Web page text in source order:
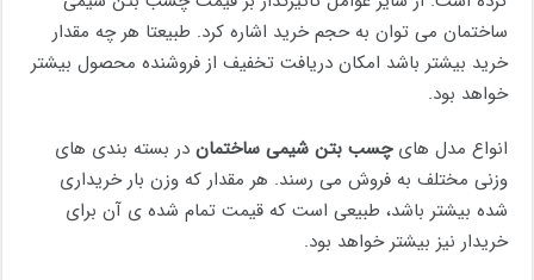
ساختمان می توان به حجم خرید اشاره کرد. طبیعتا هر چه مقدار
خرید بیشتر باشد امکان دریافت تخفیف از فروشنده محصول بیشتر
خواهد بود.
انواع مدل هایچسب بتن شیمی ساختمان در بسته بندی های
وزنی مختلف به فروش می رسند. هر مقدار که وزن بار خریداری
شده بیشتر باشد، طبیعی است که قیمت تمام شده ی آن برای
خریدار نیز بیشتر خواهد بود.